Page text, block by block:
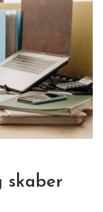
skaber